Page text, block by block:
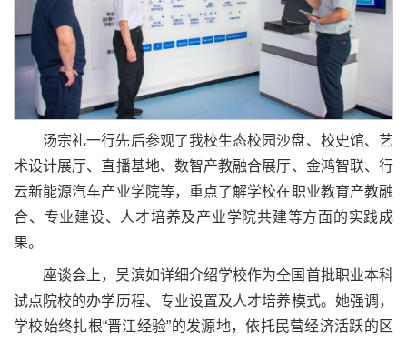
汤宗礼一行先后参观了我校生态校园沙盘、校史馆、艺
术设计展厅、直播基地、数智产教融合展厅、金鸿智联、行
云新能源汽车产业学院等，重点了解学校在职业教育产教融
合、专业建设、人才培养及产业学院共建等方面的实践成
果。
座谈会上，吴滨如详细介绍学校作为全国首批职业本科
试点院校的办学历程、专业设置及人才培养模式。她强调，
学校始终扎根“晋江经验”的发源地，依托民营经济活跃的区